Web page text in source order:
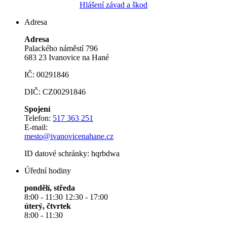
Hlášení závad a škod
Adresa
Adresa
Palackého náměstí 796
683 23 Ivanovice na Hané
IČ: 00291846
DIČ: CZ00291846
Spojení
Telefon: 517 363 251
E-mail:
mesto@ivanovicenahane.cz
ID datové schránky: hqrbdwa
Úřední hodiny
pondělí, středa
8:00 - 11:30 12:30 - 17:00
úterý, čtvrtek
8:00 - 11:30